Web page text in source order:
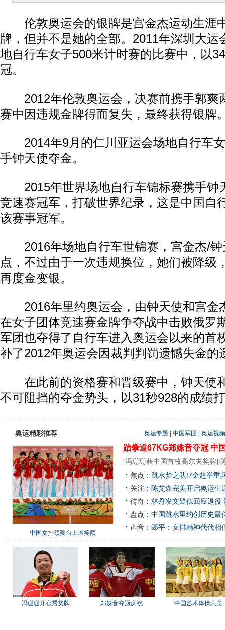
伦敦奥运会的银牌是宫金杰运动生涯
牌，但并不是她的全部。2011年深圳大运
地自行车女子500米计时赛的比赛中，以
冠。
2012年伦敦奥运会，决赛前携手郭爽
赛中因违规金牌得而复失，最终获得银牌
2014年9月的仁川亚运会场地自行车女
手钟天使夺金。
2015年世界场地自行车锦标赛携手钟
竞速赛冠军，打破世界纪录，这是中国自
该赛事冠军。
2016年场地自行车世锦赛，宫金杰/钟
点，不过由于一次违规换位，她们被降级
再度金变银。
2016年里约奥运会，由钟天使和宫金
在女子团体竞速赛金牌争夺战中击败俄罗
军团也夺得了自行车进入奥运会以来的首
补了2012年奥运会因裁判判罚遗憾失金的
在此前的资格赛和晋级赛中，钟天使
不可阻挡的夺金势头，以31秒928的成绩
奥运精彩推荐 奥运专题 中国军团 奥运视频
中国女排领奖台上展笑颜
跆拳道67KG郑姝音夺冠 中
[冯珊珊获中国首枚高尔夫奖牌][
焦点： 跳水梦之队!7金超举重
关注： 陈艾森完美开启奥运
传奇： 林丹发文疑似回应退役
盘点： 中国跳水里约创历史最
声音： 郎平：女排精神代代相
冯珊珊开心秀奖牌 郑姝音夺冠庆祝 中国艺术体操六美